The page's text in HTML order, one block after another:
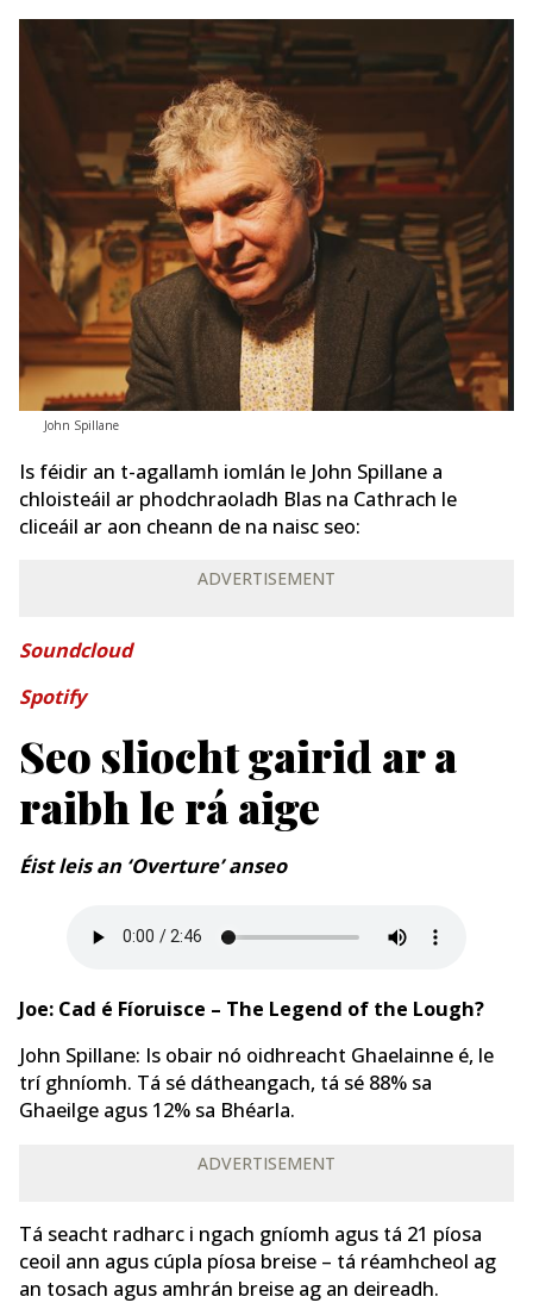
John Spillane
Is féidir an t-agallamh iomlán le John Spillane a
chloisteáil ar phodchraoladh Blas na Cathrach le
cliceáil ar aon cheann de na naisc seo:
ADVERTISEMENT
Soundcloud
Spotify
Seo sliocht gairid ar a
raibh le rá aige
Éist leis an ‘Overture’ anseo
Joe: Cad é Fíoruisce – The Legend of the Lough?
John Spillane: Is obair nó oidhreacht Ghaelainne é, le
trí ghníomh. Tá sé dátheangach, tá sé 88% sa
Ghaeilge agus 12% sa Bhéarla.
ADVERTISEMENT
Tá seacht radharc i ngach gníomh agus tá 21 píosa
ceoil ann agus cúpla píosa breise – tá réamhcheol ag
an tosach agus amhrán breise ag an deireadh.